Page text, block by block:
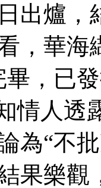
出爐，
，華
，已
情人透
為“不
果樂